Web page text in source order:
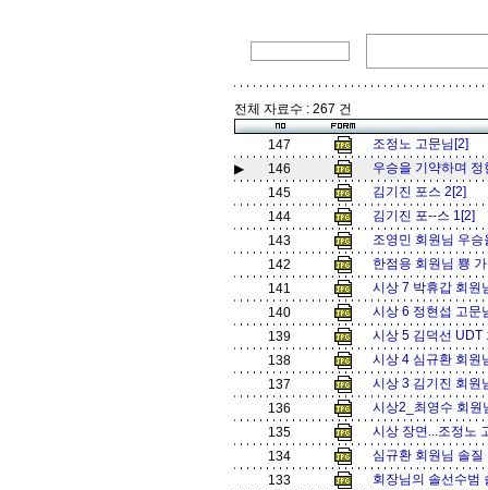
전체 자료수 : 267 건
147
조정노 고문님[2]
▶
146
우승을 기약하며
145
김기진 포스 2[2]
144
김기진 포--스 1[2]
143
조영민 회원님 우
142
한점용 회원님 뿅
141
시상 7 박휴갑 회
140
시상 6 정현섭 고
139
시상 5 김덕선
138
시상 4 심규환 회
137
시상 3 김기진 회
136
시상2_최영수 회
135
시상 장면...조정노
134
심규환 회원님 솔
133
회장님의 솔선수범